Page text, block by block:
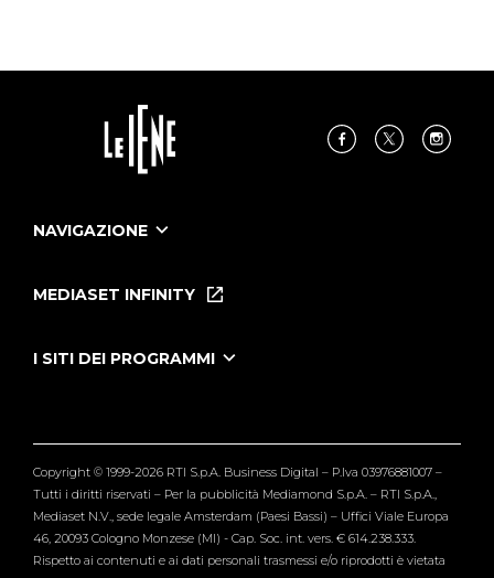
NAVIGAZIONE
Le Iene Presentano Inside
Tutti i servizi
MEDIASET INFINITY
I SITI DEI PROGRAMMI
Verissimo
Copyright © 1999-2026 RTI S.p.A. Business Digital – P.Iva 03976881007 –
Tutti i diritti riservati – Per la pubblicità Mediamond S.p.A. – RTI S.p.A.,
Mediaset N.V., sede legale Amsterdam (Paesi Bassi) – Uffici Viale Europa
46, 20093 Cologno Monzese (MI) - Cap. Soc. int. vers. € 614.238.333.
Rispetto ai contenuti e ai dati personali trasmessi e/o riprodotti è vietata